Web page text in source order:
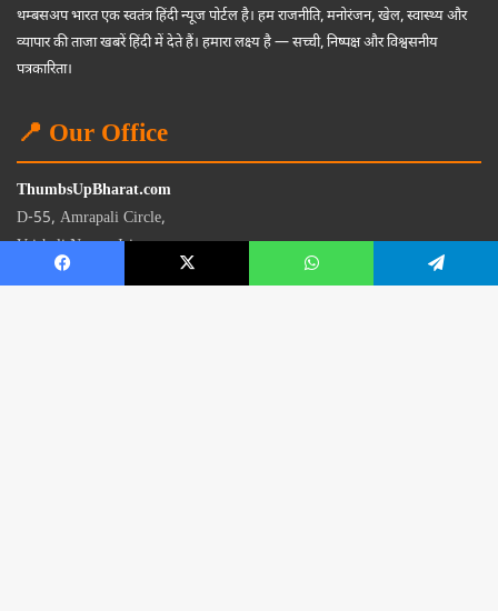
थम्बसअप भारत एक स्वतंत्र हिंदी न्यूज पोर्टल है। हम राजनीति, मनोरंजन, खेल, स्वास्थ्य और
व्यापार की ताजा खबरें हिंदी में देते हैं। हमारा लक्ष्य है — सच्ची, निष्पक्ष और विश्वसनीय
पत्रकारिता।
📍 Our Office
ThumbsUpBharat.com
D-55, Amrapali Circle,
Vaishali Nagar, Jaipur
Rajasthan - 302021